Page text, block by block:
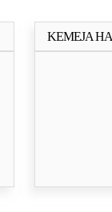
KEMEJA
TOKO